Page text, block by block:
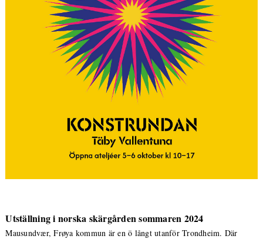
Utställning i norska skärgården sommaren 2024
Mausundvær, Frøya kommun är en ö långt utanför Trondheim. Där